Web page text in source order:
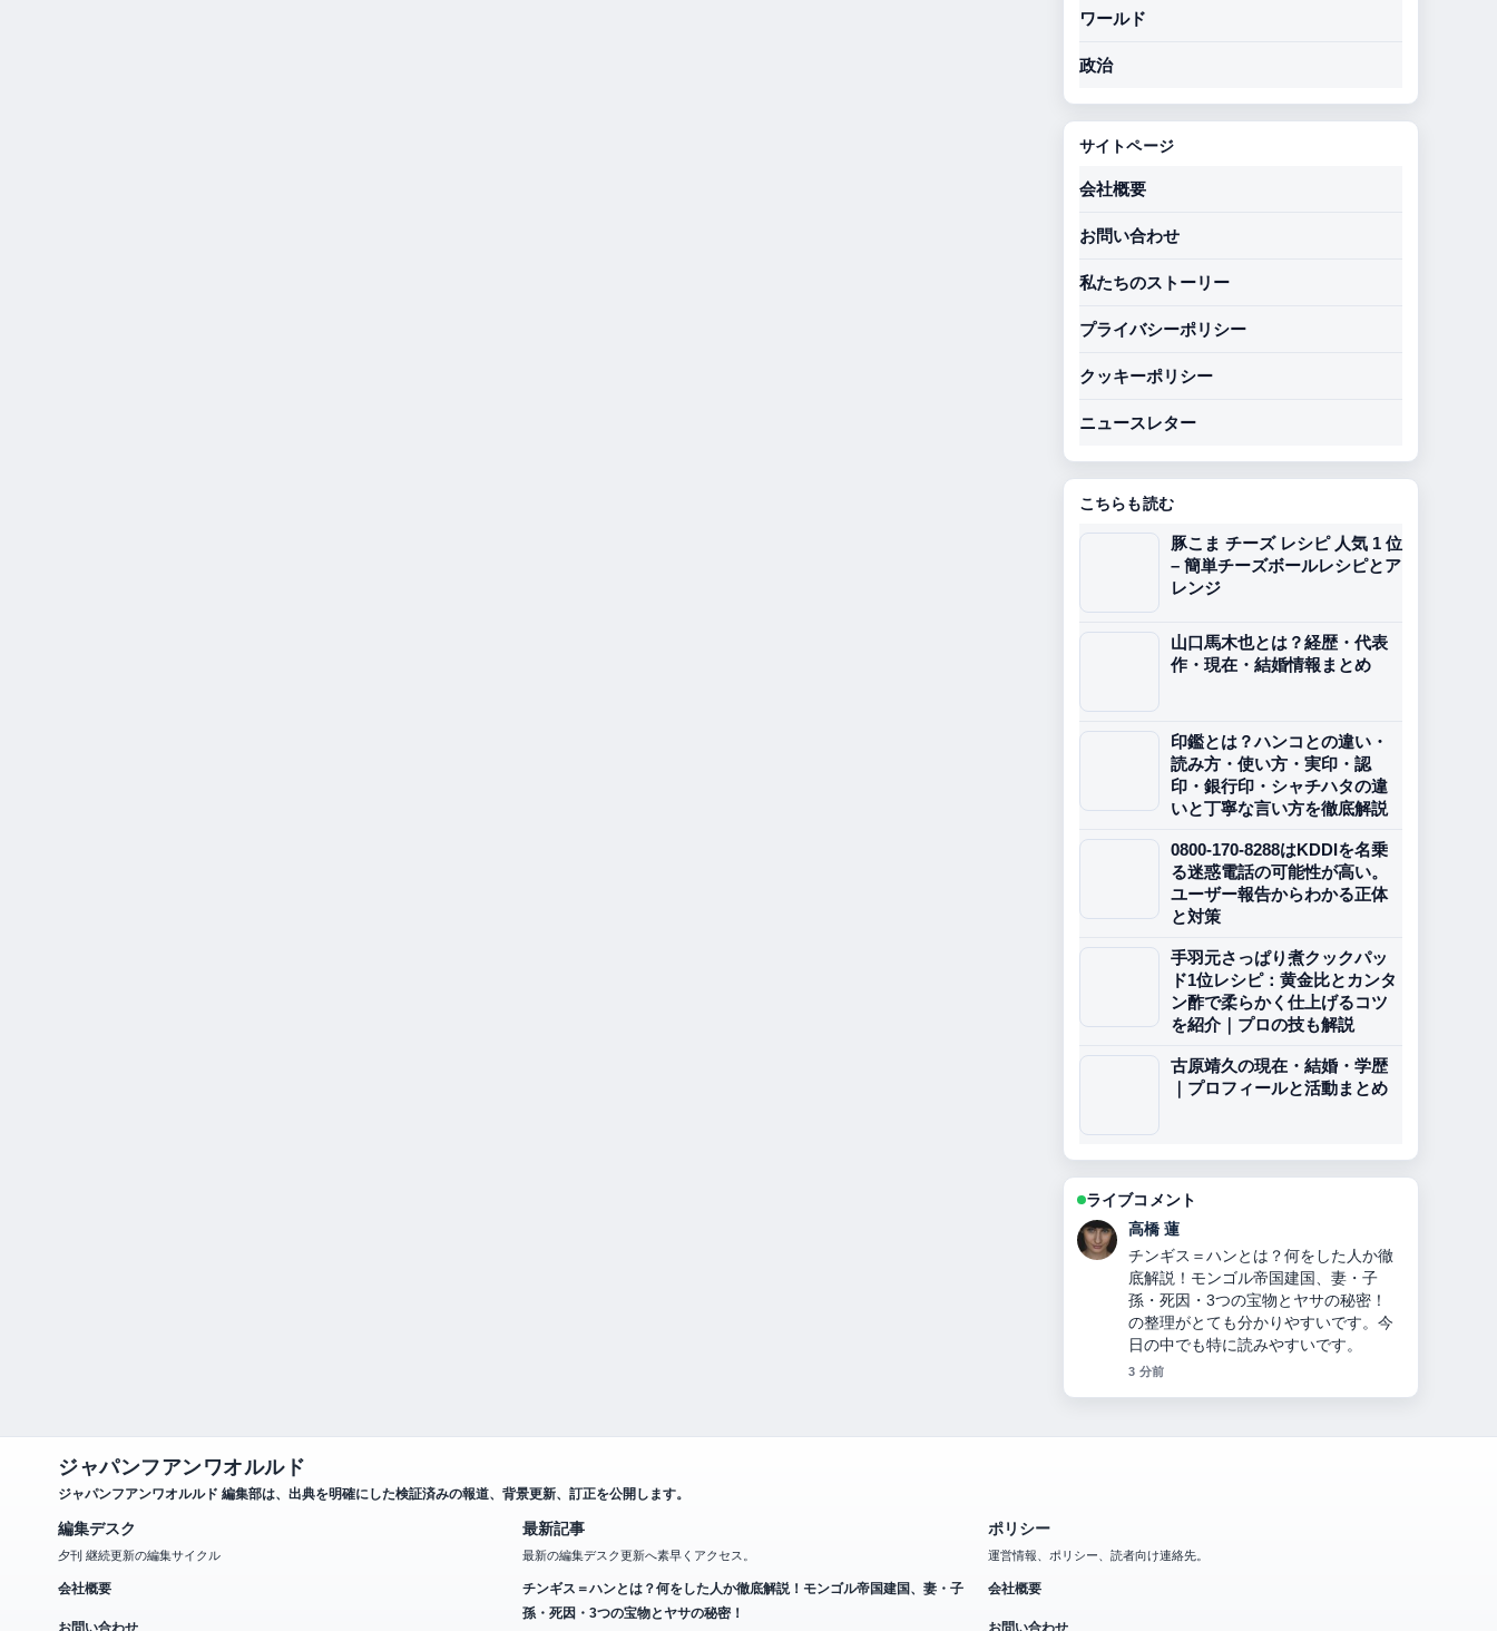
ワールド
政治
サイトページ
会社概要
お問い合わせ
私たちのストーリー
プライバシーポリシー
クッキーポリシー
ニュースレター
こちらも読む
豚こま チーズ レシピ 人気 1 位
– 簡単チーズボールレシピとア
レンジ
山口馬木也とは？経歴・代表
作・現在・結婚情報まとめ
印鑑とは？ハンコとの違い・
読み方・使い方・実印・認
印・銀行印・シャチハタの違
いと丁寧な言い方を徹底解説
0800-170-8288はKDDIを名乗
る迷惑電話の可能性が高い。
ユーザー報告からわかる正体
と対策
手羽元さっぱり煮クックパッ
ド1位レシピ：黄金比とカンタ
ン酢で柔らかく仕上げるコツ
を紹介｜プロの技も解説
古原靖久の現在・結婚・学歴
｜プロフィールと活動まとめ
ライブコメント
佐藤 遥
オリックス投手九里亜蓮のプロフィー
ル・経歴・年収・ハーフ説・ヤンキー
説・移籍理由を2024年最新情報で徹底
解説 を追っていますが、この解説は落
ち着いていて信頼できます。
5 分前
ジャパンフアンワオルルド
ジャパンフアンワオルルド 編集部は、出典を明確にした検証済みの報道、背景更新、訂正を公開します。
編集デスク
夕刊 継続更新の編集サイクル
会社概要
お問い合わせ
最新記事
最新の編集デスク更新へ素早くアクセス。
チンギス＝ハンとは？何をした人か徹底解説！モンゴル帝国建国、妻・子
孫・死因・3つの宝物とヤサの秘密！
ポリシー
運営情報、ポリシー、読者向け連絡先。
会社概要
お問い合わせ